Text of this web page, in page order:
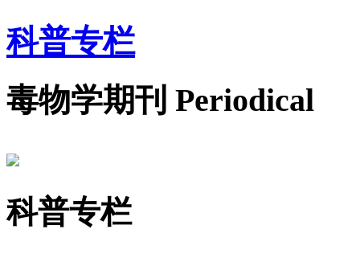
科普专栏
毒物学期刊 Periodical
科普专栏